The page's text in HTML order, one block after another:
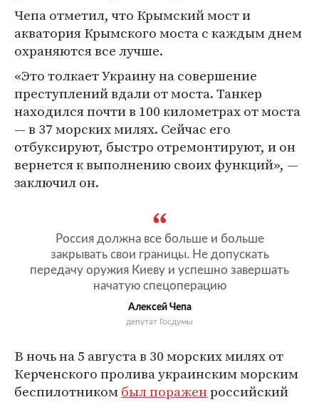
Чепа отметил, что Крымский мост и
акватория Крымского моста с каждым днем
охраняются все лучше.
«Это толкает Украину на совершение
преступлений вдали от моста. Танкер
находился почти в 100 километрах от моста
— в 37 морских милях. Сейчас его
отбуксируют, быстро отремонтируют, и он
вернется к выполнению своих функций», —
заключил он.
Россия должна все больше и больше
закрывать свои границы. Не допускать
передачу оружия Киеву и успешно завершать
начатую спецоперацию
Алексей Чепа
депутат Госдумы
В ночь на 5 августа в 30 морских милях от
Керченского пролива украинским морским
беспилотникомбыл пораженроссийский